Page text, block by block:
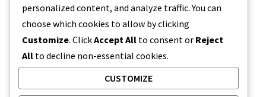
3 MINUTI DI LETTURA 14 GIUGNO 2023
personalized content, and analyze traffic. You can
choose which cookies to allow by clicking
Customize. ClickAccept All to consent or Reject
All to decline non-essential cookies.
CUSTOMIZE